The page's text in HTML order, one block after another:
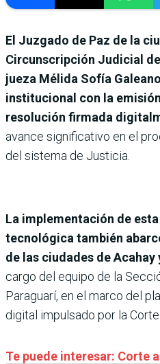
El Juzgado de Paz de la
Circunscripción Judicial
jueza Mélida Sofía
institucional con la
resolución firmada
avance significativo en el
del sistema de Justicia.
La implementación de
tecnológica también
de las ciudades de Acahay
cargo del equipo de la
Paraguarí, en el marco del
digital impulsado por la
Te puede interesar: Corte